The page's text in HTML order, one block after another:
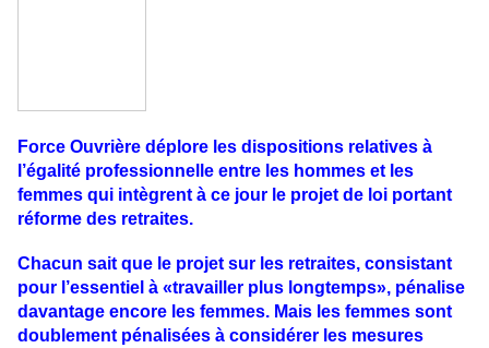
Force Ouvrière déplore les dispositions relatives à
l’égalité professionnelle entre les hommes et les
femmes qui intègrent à ce jour le projet de loi portant
réforme des retraites.
Chacun sait que le projet sur les retraites, consistant
pour l’essentiel à «travailler plus longtemps», pénalise
davantage encore les femmes. Mais les femmes sont
doublement pénalisées à considérer les mesures